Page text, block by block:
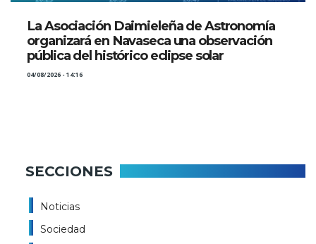
La Asociación Daimieleña de Astronomía
organizará en Navaseca una observación
pública del histórico eclipse solar
04/08/2026 - 14:16
SECCIONES
Noticias
Sociedad